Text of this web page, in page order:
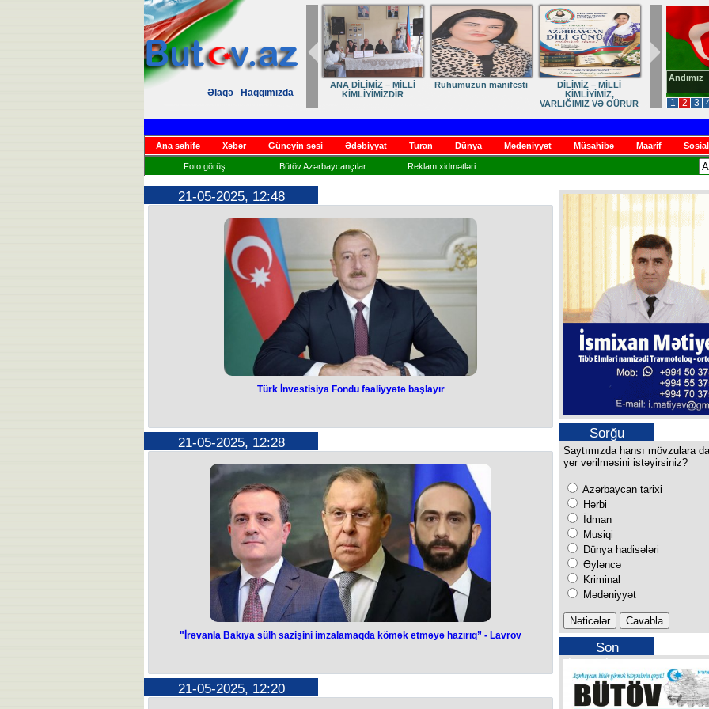
Əlaqə
Haqqımızda
1 2 3
Andımız
ANA DİLİMİZ – MİLLİ
KİMLİYİMİZDİR
Ruhumuzun manifesti
DİLİMİZ – MİLLİ
KİMLİYİMİZ,
VARLIĞIMIZ VƏ QÜRUR
Ana səhifə Xəbər Güneyin səsi Ədəbiyyat Turan Dünya Mədəniyyət Müsahibə Maarif
Foto görüş Bütöv Azərbaycançılar Reklam xidmətləri
21-05-2025, 12:48
başlayır
dollarından çox sərmayə qoymuşdur.
Bu barədə Prezident İlham Əliyev Türk Dövlətləri Təşkilatının Dövlət
başçıları Şurasının qeyri-rəsmi iclasında çıxışı zamanı bildirib.
Dövlət başçısı qeyd edib ki, Türk İnvestisiya Fondunun rəsmi olaraq bu il
fəaliyyətə başlaması nəzərdə tutulur.
Türk İnvestisiya Fondu fəaliyyətə başlayır
21-05-2025, 12:28
imzalamaqda kömək etməyə
hazırıq” -Lavrov
"İrəvanla Bakıya sülh sazişini imzalamaqda kömək etməyə hazırıq” - Lavrov
21-05-2025, 12:20
Sorğu
Saytımızda hansı mövzulara
yer verilməsini istəyirsiniz?
Azərbaycan tarixi
Hərbi
İdman
Musiqi
Dünya hadisələri
Əyləncə
Kriminal
Mədəniyyət
Son
buraxılışımız